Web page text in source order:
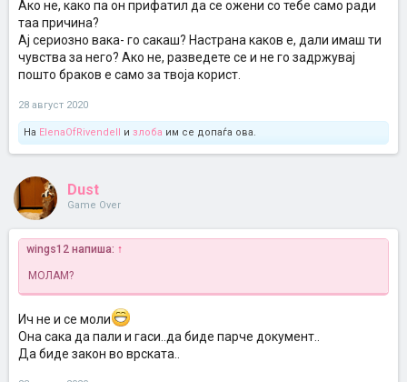
Ако не, како па он прифатил да се ожени со тебе само ради
таа причина?
Ај сериозно вака- го сакаш? Настрана каков е, дали имаш ти
чувства за него? Ако не, разведете се и не го задржувај
пошто браков е само за твоја корист.
28 август 2020
На ElenaOfRivendell и злоба им се допаѓа ова.
Dust
Game Over
wings12 напиша: ↑
МОЛАМ?
Ич не и се моли
Она сака да пали и гаси..да биде парче документ..
Да биде закон во врската..